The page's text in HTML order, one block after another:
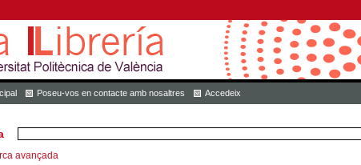
Poseu-vos en contacte amb nosaltres Accedeix
avançada